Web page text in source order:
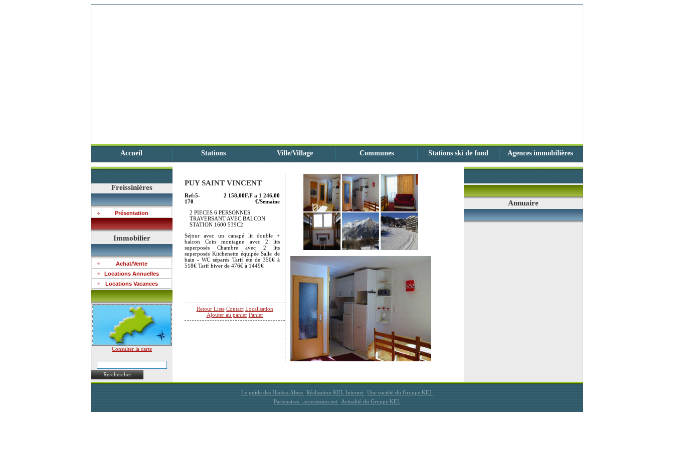
Accueil Stations Ville/Village Communes Stations ski de fond Agences immobilières
Freissinières
Présentation
Immobilier
Achat/Vente
Locations Annuelles
Locations Vacances
Consulter la carte
Rerchercher
PUY SAINT VINCENT
Ref:5-
170
2 158,00F.F a 1 246,00
€/Semaine
2 PIECES 6 PERSONNES
TRAVERSANT AVEC BALCON
STATION 1600 539C2
Séjour avec un canapé lit double +
balcon Coin montagne avec 2 lits
superposés Chambre avec 2 lits
superposés Kitchenette équipée Salle de
bain - WC séparés Tarif été de 350€ à
518€ Tarif hiver de 476€ à 1449€
Retour Liste Contact Localisation
Ajouter au panier Panier
Annuaire
Le guide des Hautes-Alpes Réalisation KEL Internet Une société du Groupe KEL
Partenaires : accesimmo.net
Actualité du Groupe KEL